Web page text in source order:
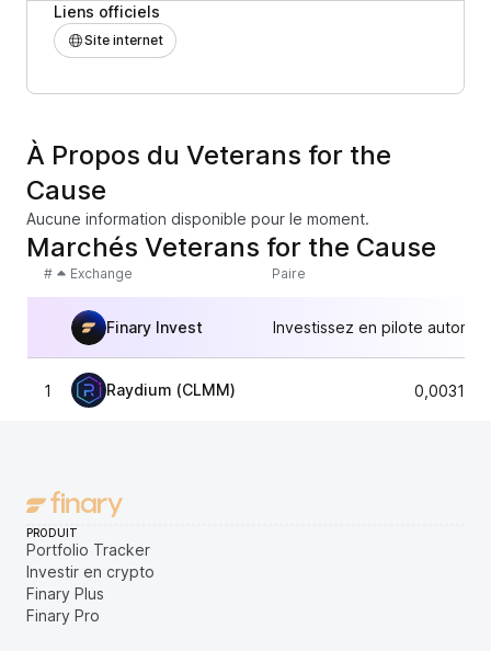
Liens officiels
Site internet
À Propos du Veterans for the
Cause
Aucune information disponible pour le moment.
Marchés Veterans for the Cause
# Exchange Paire
Finary Invest Investissez en pilote
1 Raydium (CLMM)
PRODUIT
Portfolio Tracker
Investir en crypto
Finary Plus
Finary Pro